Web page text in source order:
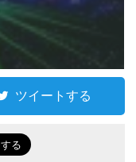
ツイートする